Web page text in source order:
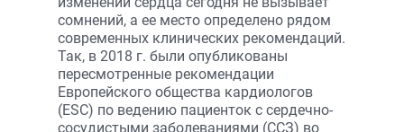
сомнений, а ее место определено рядом
современных клинических рекомендаций.
Так, в 2018 г. были опубликованы
пересмотренные рекомендации
Европейского общества кардиологов
(ESC) по ведению пациенток с сердечно-
сосудистыми заболеваниями (ССЗ) во